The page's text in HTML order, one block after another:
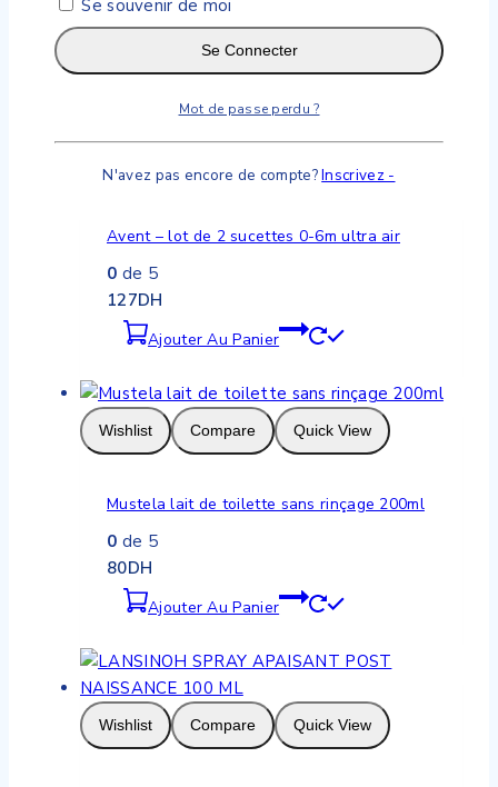
0de 5
59DH
Ajouter Au Panier
Avent – lot de 2 sucettes 0-6m ultra air
0 de 5
127DH
Ajouter Au Panier
Wishlist Compare Quick View
Mustela lait de toilette sans rinçage 200ml
0 de 5
80DH
Ajouter Au Panier
Wishlist Compare Quick View
Se souvenir de moi
Se Connecter
Mot de passe perdu ?
N'avez pas encore de compte?Inscrivez -